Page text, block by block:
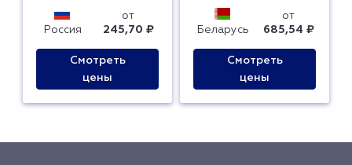
Россия
от
245,70 ₽
Смотреть
цены
Беларусь
от
685,54 ₽
Смотреть
цены